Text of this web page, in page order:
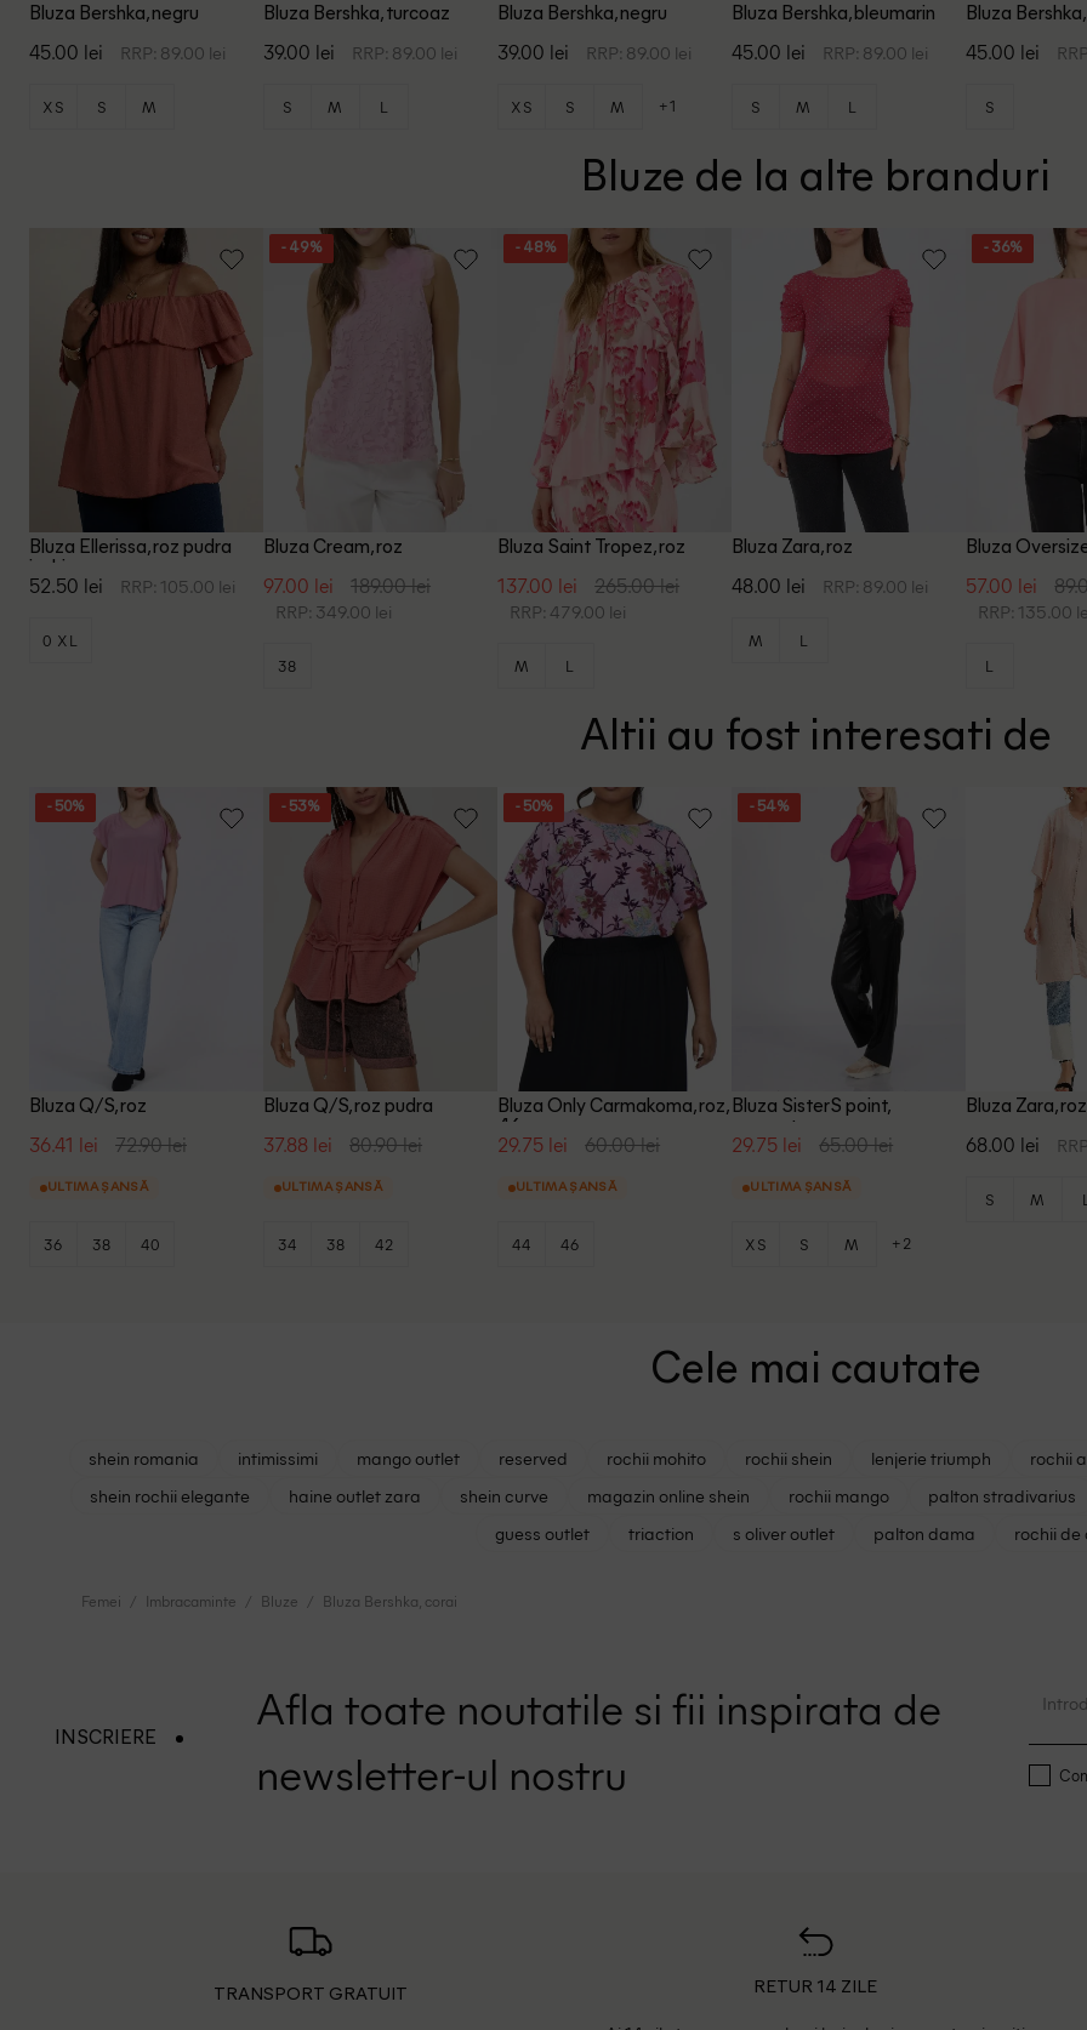
Bluza Bershka, negru
45.00 lei RRP: 89.00 lei
XS S M
Bluza Bershka, turcoaz
39.00 lei RRP: 89.00 lei
S M L
Bluza Bershka, negru
39.00 lei RRP: 89.00 lei
XS S M +1
Bluza Bershka, bleumarin
45.00 lei RRP: 89.00 lei
S M L
Bluza
45.00 lei
S
Bluze de la alte branduri
Bluza Ellerissa, roz pudra
inchis
52.50 lei RRP: 105.00 lei
0 XL
- 49%
Bluza Cream, roz
97.00 lei 189.00 lei
RRP: 349.00 lei
38
- 48%
Bluza Saint Tropez, roz
137.00 lei 265.00 lei
RRP: 479.00 lei
M L
Bluza Zara, roz
48.00 lei RRP: 89.00 lei
M L
- 36%
Bluza
57.00 lei
RRP: 135.00
L
Altii au fost interesati de
- 50%
Bluza Q/S, roz
36.41 lei 72.90 lei
ULTIMA ȘANSĂ
36 38 40
- 53%
Bluza Q/S, roz pudra
37.88 lei 80.90 lei
ULTIMA ȘANSĂ
34 38 42
- 50%
Bluza Only Carmakoma, roz,
46
29.75 lei 60.00 lei
ULTIMA ȘANSĂ
44 46
- 54%
Bluza SisterS point,
magenta
29.75 lei 65.00 lei
ULTIMA ȘANSĂ
XS S M +2
Bluza Zara, roz
68.00 lei
S M L
Cele mai cautate
shein romania intimissimi mango outlet reserved rochii mohito rochii shein lenjerie triumph rochii
shein rochii elegante
haine outlet zara shein curve magazin online shein rochii mango palton stradivarius
guess outlet
triaction s oliver outlet palton dama rochii de
Femei Imbracaminte Bluze Bluza Bershka, corai
INSCRIERE
Afla toate noutatile si fii inspirata de
newsletter-ul nostru
TRANSPORT GRATUIT RETUR 14 ZILE